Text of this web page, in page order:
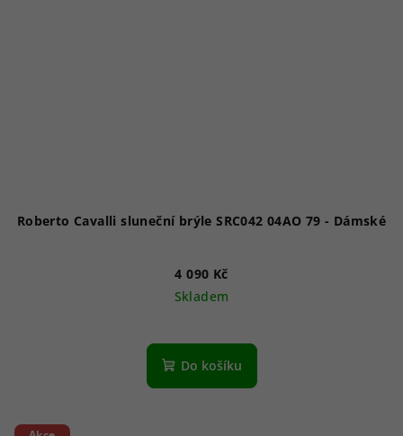
Roberto Cavalli sluneční brýle SRC042 04AO 79 - Dámské
4 090 Kč
Skladem
Do košíku